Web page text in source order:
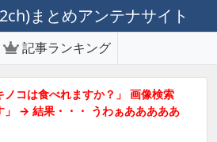
まとめアンテナサイト
記事ランキング
ノコは食べれますか？」 画像検索
」 → 結果・・・ うわぁあああああ